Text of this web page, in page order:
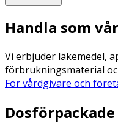
Handla som
Vi erbjuder läkemedel,
förbrukningsmaterial
För vårdgivare och